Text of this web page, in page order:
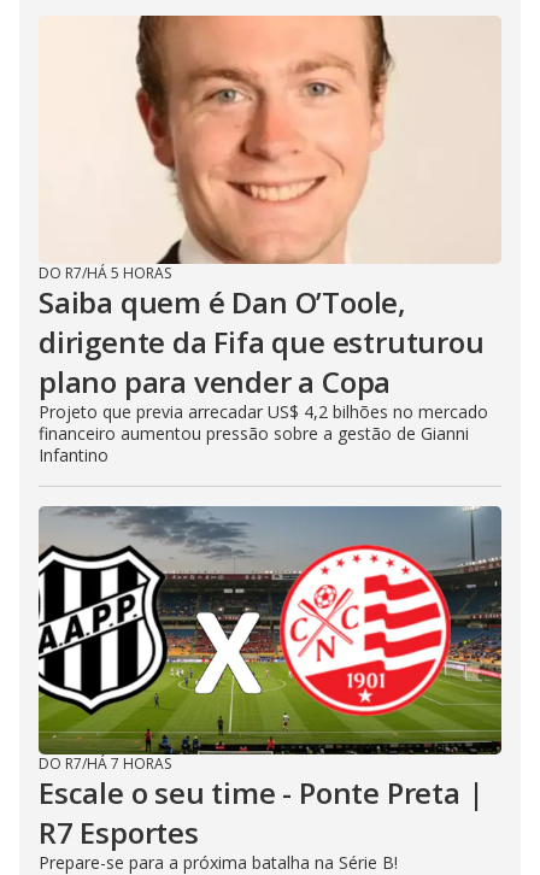
DO R7/HÁ 5 HORAS
Saiba quem é Dan O’Toole,
dirigente da Fifa que estruturou
plano para vender a Copa
Projeto que previa arrecadar US$ 4,2 bilhões no mercado
financeiro aumentou pressão sobre a gestão de Gianni
Infantino
DO R7/HÁ 7 HORAS
Escale o seu time - Ponte Preta |
R7 Esportes
Prepare-se para a próxima batalha na Série B!